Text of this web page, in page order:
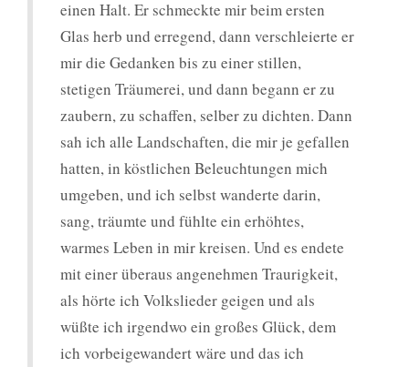
einen Halt. Er schmeckte mir beim ersten
Glas herb und erregend, dann verschleierte er
mir die Gedanken bis zu einer stillen,
stetigen Träumerei, und dann begann er zu
zaubern, zu schaffen, selber zu dichten. Dann
sah ich alle Landschaften, die mir je gefallen
hatten, in köstlichen Beleuchtungen mich
umgeben, und ich selbst wanderte darin,
sang, träumte und fühlte ein erhöhtes,
warmes Leben in mir kreisen. Und es endete
mit einer überaus angenehmen Traurigkeit,
als hörte ich Volkslieder geigen und als
wüßte ich irgendwo ein großes Glück, dem
ich vorbeigewandert wäre und das ich